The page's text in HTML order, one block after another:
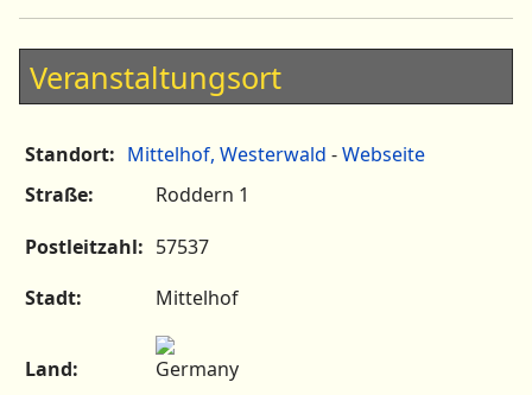
Veranstaltungsort
Standort: Mittelhof, Westerwald -Webseite
Straße:
Roddern 1
Postleitzahl: 57537
Stadt:
Mittelhof
Land: